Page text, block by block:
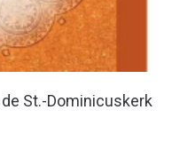
St.-Dominicuskerk